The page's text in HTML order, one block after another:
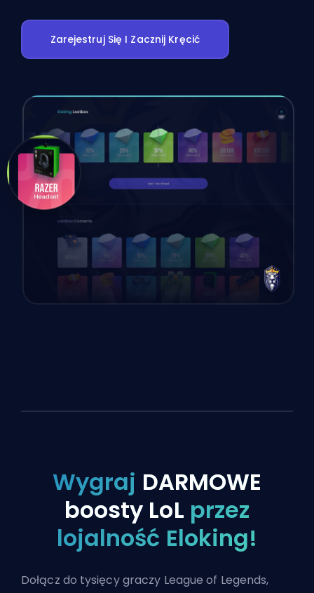
Zarejestruj Się I Zacznij Kręcić
Wygraj DARMOWE
boosty LoL przez
lojalność Eloking!
Dołącz do tysięcy graczy League of Legends,